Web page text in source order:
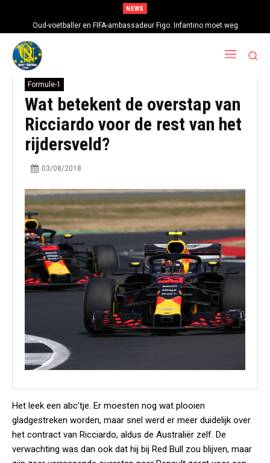
NEWS
Oud-voetballer en FIFA-ambassadeur Figo: Infantino moet weg
Formule-1
Wat betekent de overstap van
Ricciardo voor de rest van het
rijdersveld?
03/08/2018
Het leek een abc’tje. Er moesten nog wat plooien
gladgestreken worden, maar snel werd er meer duidelijk over
het contract van Ricciardo, aldus de Australiër zelf. De
verwachting was dan ook dat hij bij Red Bull zou blijven, maar